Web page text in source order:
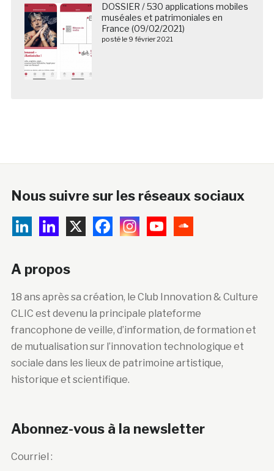
DOSSIER / 530 applications mobiles
muséales et patrimoniales en
France (09/02/2021)
posté le 9 février 2021
Nous suivre sur les réseaux sociaux
A propos
18 ans après sa création, le Club Innovation & Culture
CLIC est devenu la principale plateforme
francophone de veille, d’information, de formation et
de mutualisation sur l’innovation technologique et
sociale dans les lieux de patrimoine artistique,
historique et scientifique.
Abonnez-vous à la newsletter
Courriel :